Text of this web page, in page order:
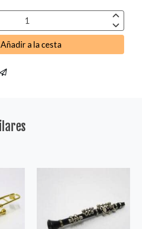
Añadir a la cesta